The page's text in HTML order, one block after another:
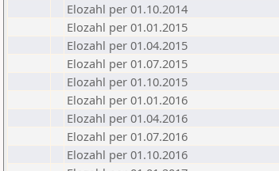
Elozahl per 01.10.2014
Elozahl per 01.01.2015
Elozahl per 01.04.2015
Elozahl per 01.07.2015
Elozahl per 01.10.2015
Elozahl per 01.01.2016
Elozahl per 01.04.2016
Elozahl per 01.07.2016
Elozahl per 01.10.2016